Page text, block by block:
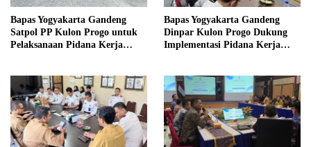
Bapas Yogyakarta Gandeng
Satpol PP Kulon Progo untuk
Pelaksanaan Pidana Kerja
Bapas Yogyakarta Gandeng
Dinpar Kulon Progo Dukung
Implementasi Pidana Kerja